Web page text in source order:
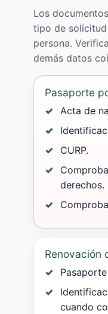
Los
tipo de
persona.
demás datos
Pasaporte
Acta de
CURP.
derechos.
Renovación
cuando